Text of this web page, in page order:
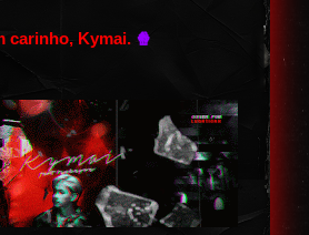
carinho, Kymai. 🍿